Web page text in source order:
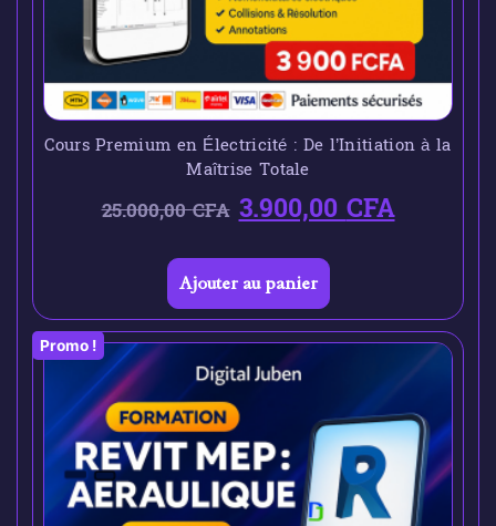
Cours Premium en Électricité : De l’Initiation à la
Maîtrise Totale
25.000,00CFA 3.900,00CFA
Ajouter au panier
Promo !